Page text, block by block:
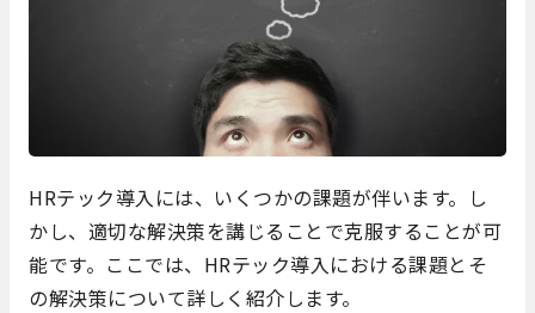
HRテック導入には、いくつかの課題が伴います。し
かし、適切な解決策を講じることで克服することが可
能です。ここでは、HRテック導入における課題とそ
の解決策について詳しく紹介します。